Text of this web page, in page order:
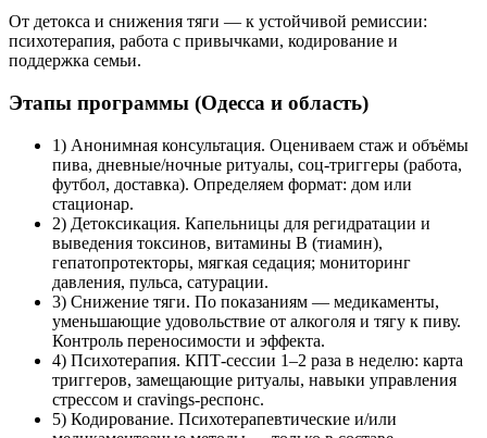
От детокса и снижения тяги — к устойчивой ремиссии:
психотерапия, работа с привычками, кодирование и
поддержка семьи.
Этапы программы (Одесса и область)
1) Анонимная консультация. Оцениваем стаж и объёмы
пива, дневные/ночные ритуалы, соц-триггеры (работа,
футбол, доставка). Определяем формат: дом или
стационар.
2) Детоксикация. Капельницы для регидратации и
выведения токсинов, витамины B (тиамин),
гепатопротекторы, мягкая седация; мониторинг
давления, пульса, сатурации.
3) Снижение тяги. По показаниям — медикаменты,
уменьшающие удовольствие от алкоголя и тягу к пиву.
Контроль переносимости и эффекта.
4) Психотерапия. КПТ-сессии 1–2 раза в неделю: карта
триггеров, замещающие ритуалы, навыки управления
стрессом и cravings-респонс.
5) Кодирование. Психотерапевтические и/или